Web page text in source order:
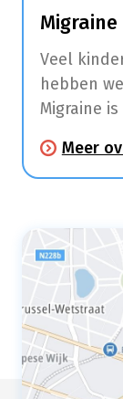
Migraine
Veel
hebben
Migraine
een halve
Enkele
hebben
bepaalde
Meer